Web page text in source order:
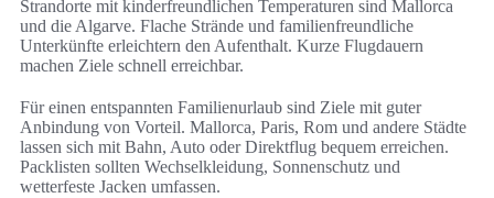
Strandorte mit kinderfreundlichen Temperaturen sind Mallorca
und die Algarve. Flache Strände und familienfreundliche
Unterkünfte erleichtern den Aufenthalt. Kurze Flugdauern
machen Ziele schnell erreichbar.
Für einen entspannten Familienurlaub sind Ziele mit guter
Anbindung von Vorteil. Mallorca, Paris, Rom und andere Städte
lassen sich mit Bahn, Auto oder Direktflug bequem erreichen.
Packlisten sollten Wechselkleidung, Sonnenschutz und
wetterfeste Jacken umfassen.